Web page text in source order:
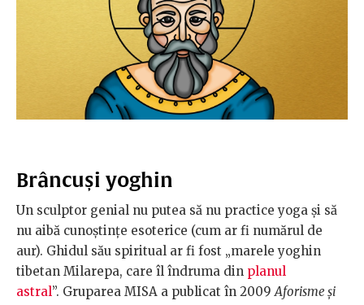
Brâncuși yoghin
Un sculptor genial nu putea să nu practice yoga și să
nu aibă cunoștințe esoterice (cum ar fi numărul de
aur). Ghidul său spiritual ar fi fost „marele yoghin
tibetan Milarepa, care îl îndruma din planul
astral”. Gruparea MISA a publicat în 2009 Aforisme și